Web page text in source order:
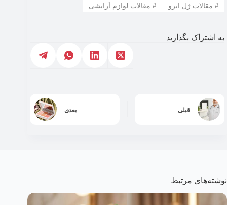
#مقالات ژل ابرو #مقالات لوازم آرایشی
به اشتراک بگذارید
قبلی بعدی
نوشته‌های مرتبط